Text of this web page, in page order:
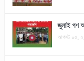
জুলাই গণ
আগস্ট ০৫,